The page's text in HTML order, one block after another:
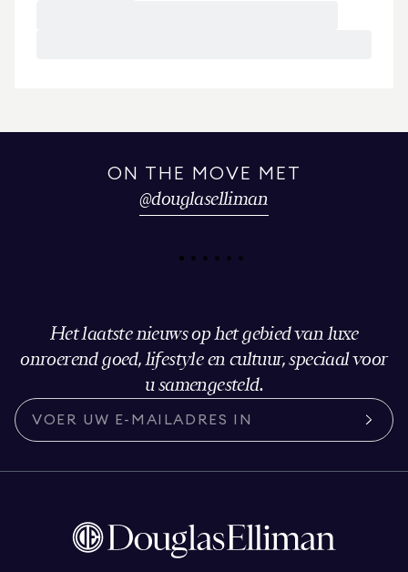
ON THE MOVE MET
@douglaselliman
Het laatste nieuws op het gebied van luxe
onroerend goed, lifestyle en cultuur, speciaal voor
u samengesteld.